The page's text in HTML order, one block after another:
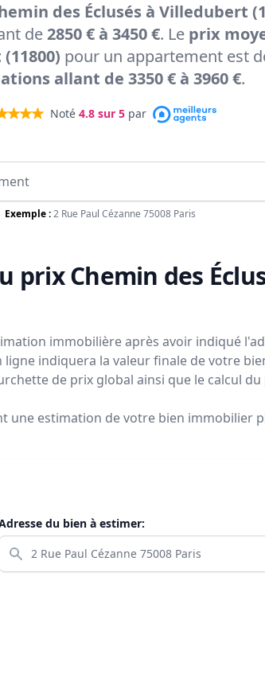
des Éclusés à Villedubert
de2850 € à 3450 €. Le prix
pour un appartement est
allant de 3350 € à 3960 €.
Noté 4.8 sur 5 par
Exemple :2 Rue Paul Cézanne 75008 Paris
prixChemin des
immobilière après avoir indiqué
indiquera la valeur finale de votre
de prix global ainsi que le calcul
une estimation de votre bien immobilier
du bien à estimer: